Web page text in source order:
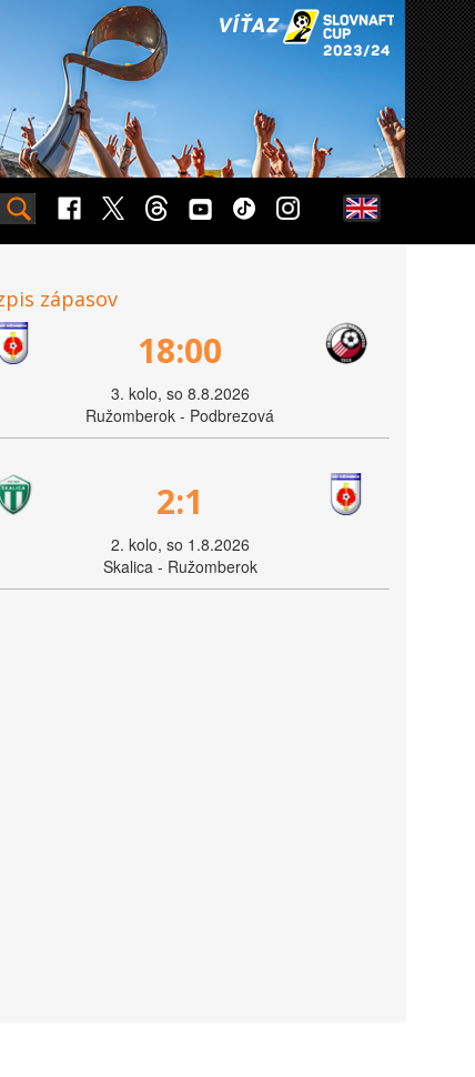
zápasov
18:00
3. kolo, so 8.8.2026
Ružomberok - Podbrezová
2:1
2. kolo, so 1.8.2026
Skalica - Ružomberok